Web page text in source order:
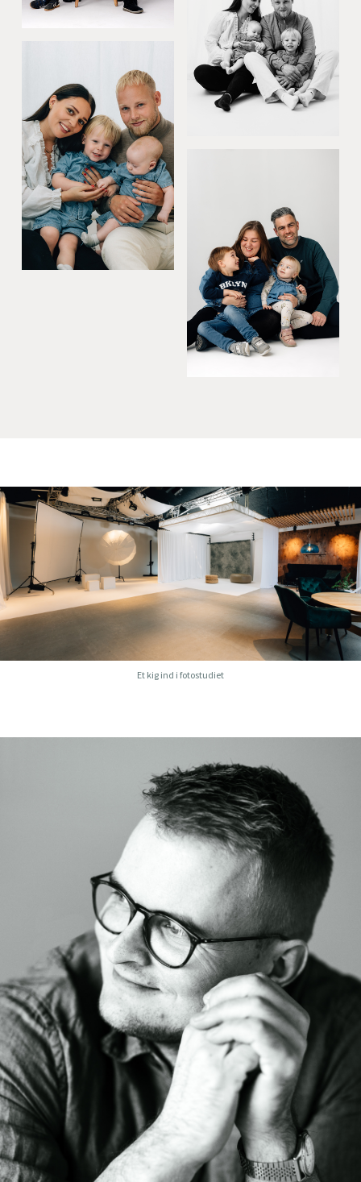
Et kig ind i fotostudiet